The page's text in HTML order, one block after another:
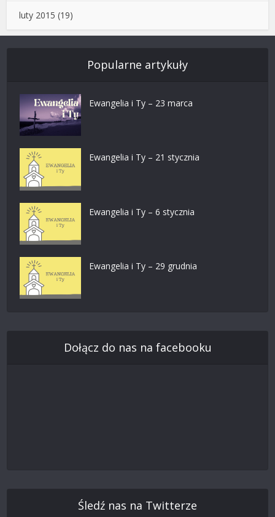
luty 2015 (19)
Popularne artykuły
Ewangelia i Ty – 23 marca
Ewangelia i Ty – 21 stycznia
Ewangelia i Ty – 6 stycznia
Ewangelia i Ty – 29 grudnia
Dołącz do nas na facebooku
Śledź nas na Twitterze